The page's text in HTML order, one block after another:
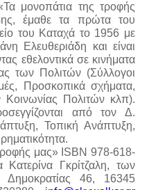
μονοπάτια της τροφής
έμαθε τα πρώτα του
του Καταχά το 1956 με
Ελευθεριάδη και είναι
εθελοντικά σε κινήματα
των Πολιτών (Σύλλογοι
Προσκοπικά σχήματα,
Πολιτών κλπ).
από τον Δ.
Τοπική Ανάπτυξη,
μας» ISBN 978-618-
Γκρίτζαλη, των
46, 16345